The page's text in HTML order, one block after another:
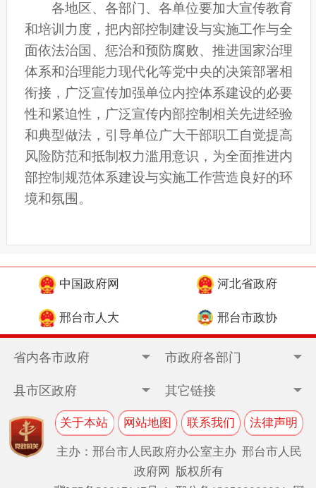
各地区、各部门、各单位要加大宣传教育
和培训力度，把内部控制建设与实施工作与全
面依法治国、惩治和预防腐败、推进国家治理
体系和治理能力现代化等党中央的决策部署相
衔接，广泛宣传加强单位内控体系建设的必要
性和紧迫性，广泛宣传内部控制相关先进经验
和典型做法，引导单位广大干部职工自觉提高
风险防范和抵制权力滥用意识，为全面推进内
部控制规范体系建设与实施工作营造良好的环
境和氛围。
中国政府网 河北省政府
邢台市人大 邢台市政协
省内各市政府 市政府各部门
县市区政府 其它链接
关于本站 网站地图 联系我们 法律声明
主办：邢台市人民政府办公室主办 邢台市人民
政府网 版权所有